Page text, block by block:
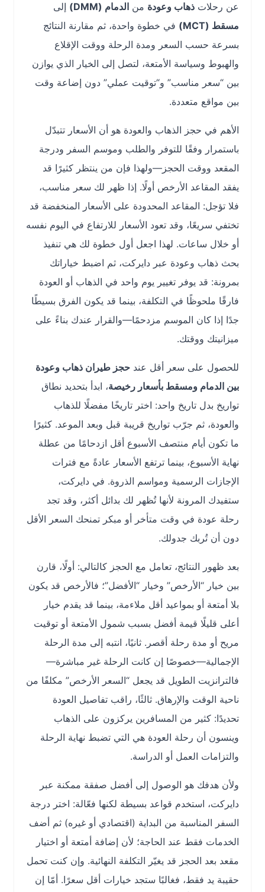
عن رحلات ذهاب وعودةمنالدمام (DMM)
إلى
مسقط (MCT)
في خطوة واحدة، ثم مقارنة النتائج
بسرعة حسب السعر ومدة الرحلة ووقت الإقلاع
والهبوط وسياسة الأمتعة، لتصل إلى الخيار الذي يوازن
بين “سعر مناسب” و“توقيت عملي” دون إضاعة وقت
بين مواقع متعددة.
الأهم في حجز الذهاب والعودة هو أن الأسعار تتبدّل
باستمرار وفقًا للتوفر والطلب وموسم السفر ودرجة
المقعد ووقت الحجز—ولهذا فإن من ينتظر كثيرًا قد
يفقد المقاعد الأرخص أولًا. إذا ظهر لك سعر مناسب،
فلا تؤجل: المقاعد المحدودة على الأسعار المنخفضة قد
تختفي سريعًا، وقد تعود الأسعار للارتفاع في اليوم نفسه
أو خلال ساعات. لهذا اجعل أول خطوة لك هي تنفيذ
بحث ذهاب وعودة عبر دايركت، ثم اضبط خياراتك
بمرونة: قد يوفر تغيير يوم واحد في الذهاب أو العودة
فارقًا ملحوظًا في التكلفة، بينما قد يكون الفرق بسيطًا
جدًا إذا كان الموسم مزدحمًا—والقرار عندك بناءً على
ميزانيتك ووقتك.
للحصول على سعر أقل عند حجز طيران ذهاب وعودة
بين الدمام ومسقط بأسعار رخيصة ، ابدأ بتحديد نطاق
تواريخ بدل تاريخ واحد: اختر تاريخًا مفضلًا للذهاب
والعودة، ثم جرّب تواريخ قريبة قبل وبعد الموعد. كثيرًا
ما تكون أيام منتصف الأسبوع أقل ازدحامًا من عطلة
نهاية الأسبوع، بينما ترتفع الأسعار عادةً مع فترات
الإجازات الرسمية ومواسم الذروة. في دايركت،
ستفيدك المرونة لأنها تُظهر لك بدائل أكثر، وقد تجد
رحلة عودة في وقت متأخر أو مبكر تمنحك السعر الأقل
دون أن تُربك جدولك.
بعد ظهور النتائج، تعامل مع الحجز كالتالي: أولًا، قارن
بين خيار “الأرخص” وخيار “الأفضل”؛ فالأرخص قد يكون
بلا أمتعة أو بمواعيد أقل ملاءمة، بينما قد يقدم خيار
أعلى قليلًا قيمة أفضل بسبب شمول الأمتعة أو توقيت
مريح أو مدة رحلة أقصر. ثانيًا، انتبه إلى مدة الرحلة
الإجمالية—خصوصًا إن كانت الرحلة غير مباشرة—
فالترانزيت الطويل قد يجعل “السعر الأرخص” مكلفًا من
ناحية الوقت والإرهاق. ثالثًا، راقب تفاصيل العودة
تحديدًا: كثير من المسافرين يركزون على الذهاب
وينسون أن رحلة العودة هي التي تضبط نهاية الرحلة
والتزامات العمل أو الدراسة.
ولأن هدفك هو الوصول إلى أفضل صفقة ممكنة عبر
دايركت، استخدم قواعد بسيطة لكنها فعّالة: اختر درجة
السفر المناسبة من البداية (اقتصادي أو غيره) ثم أضف
الخدمات فقط عند الحاجة؛ لأن إضافة أمتعة أو اختيار
مقعد بعد الحجز قد يغيّر التكلفة النهائية. وإن كنت تحمل
حقيبة يد فقط، فغالبًا ستجد خيارات أقل سعرًا. أمّا إن